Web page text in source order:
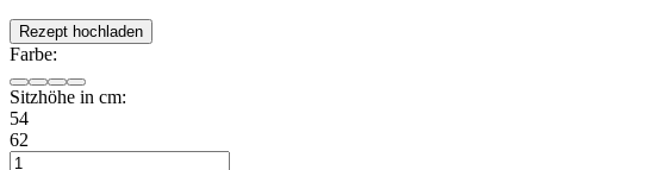
Rezept hochladen
Farbe:
Sitzhöhe in cm:
54
62